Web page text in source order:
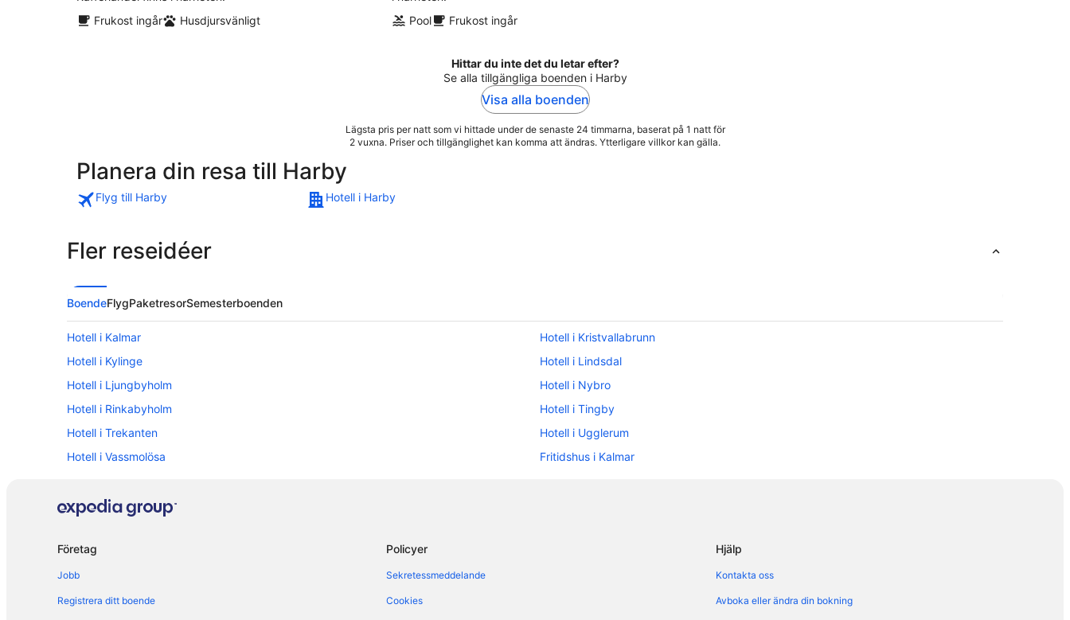
Frukost ingår
Husdjursvänligt
Pool
Frukost ingår
Hittar du inte det du letar efter?
Se alla tillgängliga boenden i Harby
Visa alla boenden
Lägsta pris per natt som vi hittade under de senaste 24 timmarna, baserat på 1 natt för
2 vuxna. Priser och tillgänglighet kan komma att ändras. Ytterligare villkor kan gälla.
Planera din resa till Harby
Flyg till Harby Hotell i Harby
Fler reseidéer
BoendeFlygPaketresorSemesterboenden
Hotell i Kalmar
Hotell i Kristvallabrunn
Hotell i Kylinge
Hotell i Lindsdal
Hotell i Ljungbyholm
Hotell i Nybro
Hotell i Rinkabyholm
Hotell i Tingby
Hotell i Trekanten
Hotell i Ugglerum
Hotell i Vassmolösa
Fritidshus i Kalmar
Lägenheter i Kalmar
Stugor i Kalmar
Företag
Jobb
Registrera ditt boende
Policyer
Sekretessmeddelande
Cookies
Hjälp
Kontakta oss
Avboka eller ändra din bokning